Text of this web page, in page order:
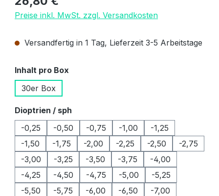
Preise inkl. MwSt. zzgl. Versandkosten
Versandfertig in 1 Tag, Lieferzeit 3-5 Arbeitstage
Inhalt pro Box
30er Box
Dioptrien / sph
-0,25
-0,50 -0,75 -1,00
-1,25
-1,50
-1,75 -2,00 -2,25 -2,50
-2,75
-3,00
-3,25 -3,50 -3,75
-4,00
-4,25
-4,50 -4,75 -5,00
-5,25
-5,50
-5,75 -6,00 -6,50
-7,00